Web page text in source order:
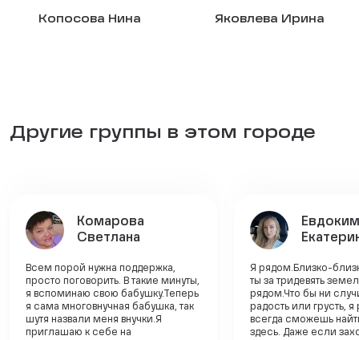
Копосова Нина Яковлева Ирина
Другие группы в этом городе
Комарова
Светлана
Всем порой нужна поддержка,
просто поговорить. В такие минуты,
я вспоминаю свою бабушку.Теперь
я сама многовнучная бабушка, так
шутя назвали меня внучки.Я
приглашаю к себе на
Я рядом.Близко-
ты за тридевять
рядом.Что бы ни
радость или грусть,
всегда сможешь
здесь. Даже если